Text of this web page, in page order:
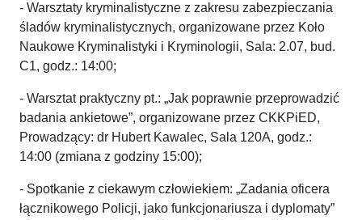
- Warsztaty kryminalistyczne z zakresu zabezpieczania
śladów kryminalistycznych, organizowane przez Koło
Naukowe Kryminalistyki i Kryminologii, Sala: 2.07, bud.
C1, godz.: 14:00;
- Warsztat praktyczny pt.: „Jak poprawnie przeprowadzić
badania ankietowe”, organizowane przez CKKPiED,
Prowadzący: dr Hubert Kawalec, Sala 120A, godz.:
14:00 (zmiana z godziny 15:00);
- Spotkanie z ciekawym człowiekiem: „Zadania oficera
łącznikowego Policji, jako funkcjonariusza i dyplomaty”